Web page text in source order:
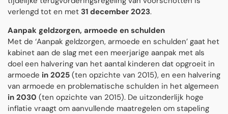
verlengd tot en met 31 december 2023.
Aanpak geldzorgen, armoede en schulden
Met de ‘Aanpak geldzorgen, armoede en schulden’ gaat het
kabinet aan de slag met een meerjarige aanpak met als
doel een halvering van het aantal kinderen dat opgroeit in
armoede in 2025 (ten opzichte van 2015), en een halvering
van armoede en problematische schulden in het algemeen
in 2030 (ten opzichte van 2015). De uitzonderlijk hoge
inflatie vraagt om aanvullende maatregelen om stapeling